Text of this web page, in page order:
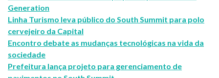
Generation
Linha Turismo leva público do South Summit para polo
cervejeiro da Capital
Encontro debate as mudanças tecnológicas na vida da
sociedade
Prefeitura lança projeto para gerenciamento de